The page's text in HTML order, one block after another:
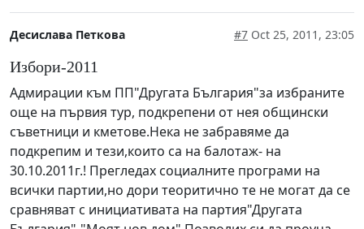
Десислава Петкова #7 Oct 25, 2011, 23:05
Избори-2011
Адмирации към ПП"Другата България"за избраните
още на първия тур, подкрепени от нея общински
съветници и кметове.Нека не забравяме да
подкрепим и тези,които са на балотаж- на
30.10.2011г.! Прегледах социалните програми на
всички партии,но дори теоритично те не могат да се
сравняват с инициативата на партия"Другата